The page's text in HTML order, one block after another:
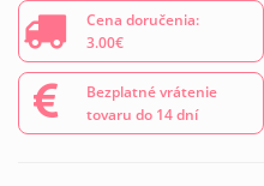
Cena doručenia:
3.00€
Bezplatné vrátenie
tovaru do 14 dní